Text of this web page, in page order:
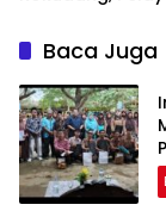
Baca Juga